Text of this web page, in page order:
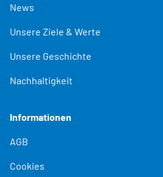
News
Unsere Ziele & Werte
Unsere Geschichte
Nachhaltigkeit
Informationen
AGB
Cookies